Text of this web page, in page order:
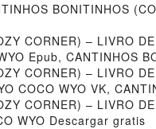
BONITINHOS
CORNER) – LIVRO
Epub, CANTINHOS
CORNER) – LIVRO
COCO WYO VK,
CORNER) – LIVRO
WYO Descargar gratis